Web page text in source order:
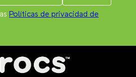
Políticas de privacidad de